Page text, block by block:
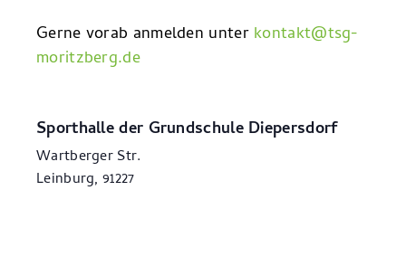
Gerne vorab anmelden unter kontakt@tsg-
moritzberg.de
Sporthalle der Grundschule Diepersdorf
Wartberger Str.
Leinburg, 91227